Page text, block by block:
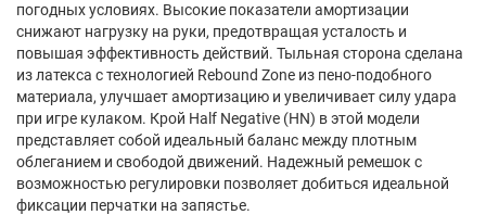
погодных условиях. Высокие показатели амортизации
снижают нагрузку на руки, предотвращая усталость и
повышая эффективность действий. Тыльная сторона сделана
из латекса с технологией Rebound Zone из пено-подобного
материала, улучшает амортизацию и увеличивает силу удара
при игре кулаком. Крой Half Negative (HN) в этой модели
представляет собой идеальный баланс между плотным
облеганием и свободой движений. Надежный ремешок с
возможностью регулировки позволяет добиться идеальной
фиксации перчатки на запястье.